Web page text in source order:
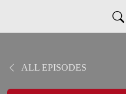
ALL EPISODES